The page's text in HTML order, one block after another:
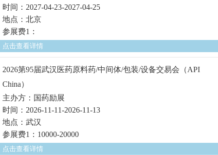
时间：2027-04-23-2027-04-25
地点：北京
参展费1：
点击查看详情
2026第95届武汉医药原料药/中间体/包装/设备交易会（API
China）
主办方：国药励展
时间：2026-11-11-2026-11-13
地点：武汉
参展费1：10000-20000
点击查看详情